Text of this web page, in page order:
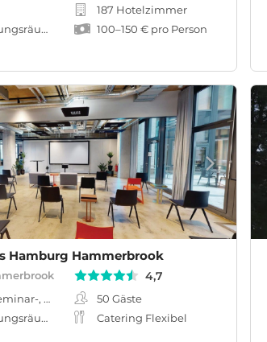
187 Hotelzimmer
100–150 € pro Person
Hamburg Hammerbrook
4,7
, Meeting-, Workshopraum
50 Gäste
Catering Flexibel